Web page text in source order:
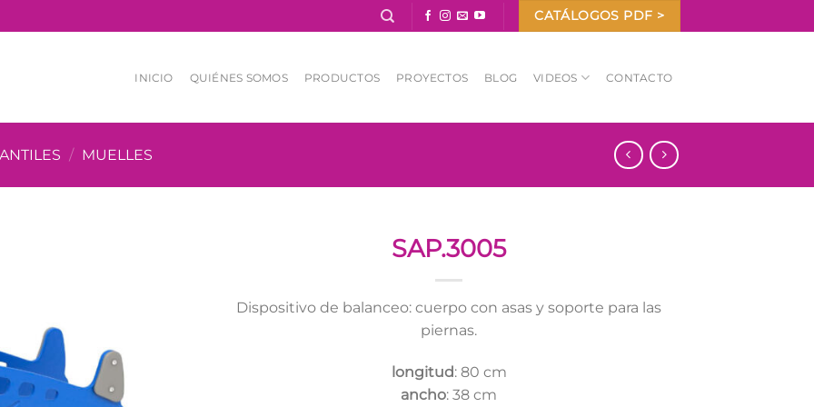
CATÁLOGOS PDF >
INICIO QUIÉNES SOMOS PRODUCTOS PROYECTOS BLOG VIDEOS CONTACTO
/ MUELLES
SAP.3005
Dispositivo de balanceo: cuerpo con asas y soporte para las
piernas.
longitud: 80 cm
ancho: 38 cm